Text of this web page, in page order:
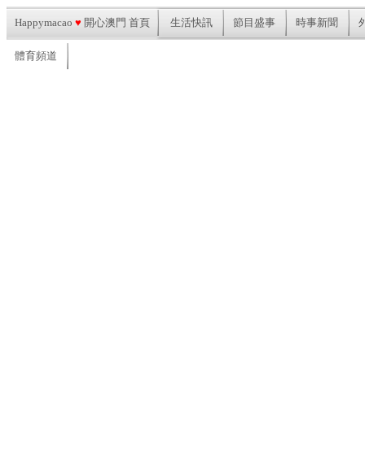
Happymacao ♥ 開心澳門 首頁 生活快訊 節目盛事 時事新聞
體育頻道